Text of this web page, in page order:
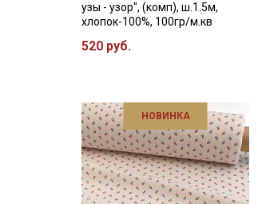
узы - узор", (комп), ш.1.5м,
хлопок-100%, 100гр/м.кв
520 руб.
НОВИНКА